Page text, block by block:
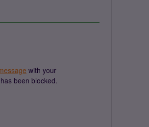
with your
been blocked.